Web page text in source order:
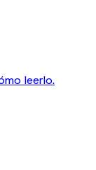
leerlo.